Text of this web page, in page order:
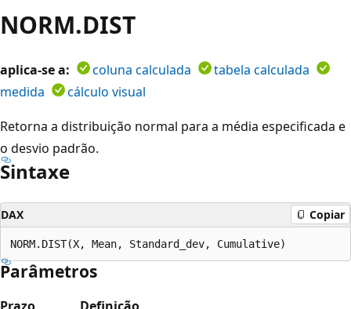
NORM.DIST
aplica-se a: coluna calculada
tabela calculada
medida
cálculo visual
Retorna a distribuição normal para a média especificada e
o desvio padrão.
Sintaxe
DAX Copiar
Parâmetros
Prazo Definição